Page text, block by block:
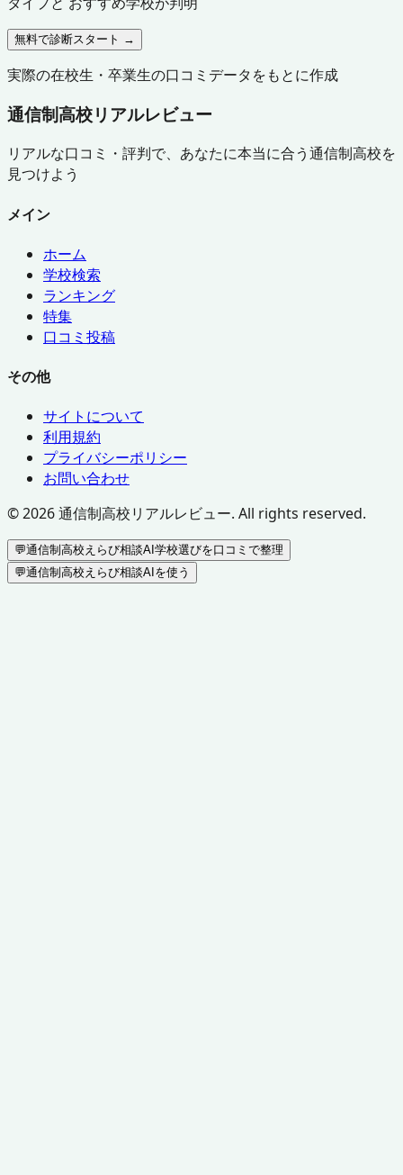
無料で診断スタート →
実際の在校生・卒業生の口コミデータをもとに作成
通信制高校リアルレビュー
リアルな口コミ・評判で、あなたに本当に合う通信制高校を
見つけよう
メイン
ホーム
学校検索
ランキング
特集
口コミ投稿
その他
サイトについて
利用規約
プライバシーポリシー
お問い合わせ
©2026通信制高校リアルレビュー. All rights reserved.
💬通信制高校えらび相談AI 学校選びを口コミで整理
💬通信制高校えらび相談AIを使う